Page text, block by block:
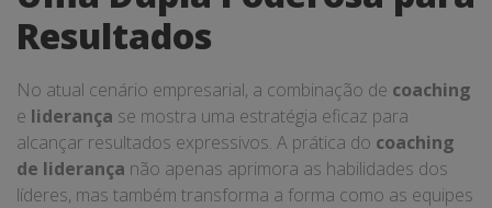
Resultados
No atual cenário empresarial, a combinação de coaching
e liderança se mostra uma estratégia eficaz para
alcançar resultados expressivos. A prática do coaching
de liderança não apenas aprimora as habilidades dos
líderes, mas também transforma a forma como as equipes